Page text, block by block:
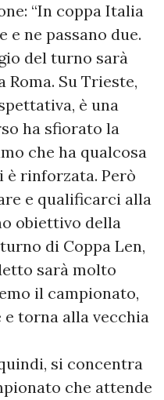
“In coppa Italia
e ne passano due.
del turno sarà
Su Trieste,
è una
ha sfiorato la
che ha qualcosa
rinforzata. Però
e qualificarci alla
obiettivo della
di Coppa Len,
sarà molto
il campionato,
torna alla vecchia
si concentra
che attende